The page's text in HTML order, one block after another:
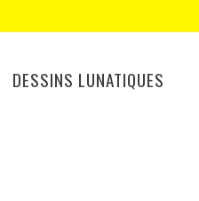
DESSINS LUNATIQUES